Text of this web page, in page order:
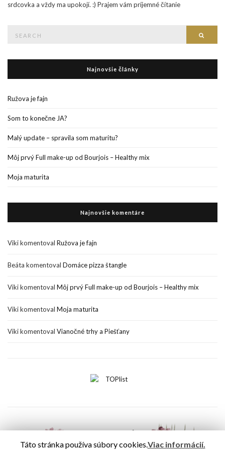
srdcovka a vždy ma upokojí. :) Prajem vám príjemné čítanie
Najnovšie články
Ružova je fajn
Som to konečne JA?
Malý update – spravila som maturitu?
Môj prvý Full make-up od Bourjois – Healthy mix
Moja maturita
Najnovšie komentáre
Vikikomentoval Ružova je fajn
Beáta komentoval Domáce pizza štangle
Vikikomentoval Môj prvý Full make-up od Bourjois – Healthy mix
Vikikomentoval Moja maturita
Vikikomentoval Vianočné trhy a Piešťany
Táto stránka používa súbory cookies.Viac informácií.